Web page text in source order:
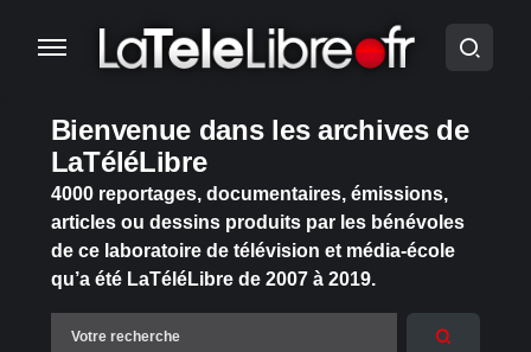
Bienvenue dans les archives de
LaTéléLibre
4000 reportages, documentaires, émissions,
articles ou dessins produits par les bénévoles
de ce laboratoire de télévision et média-école
qu’a été LaTéléLibre de 2007 à 2019.